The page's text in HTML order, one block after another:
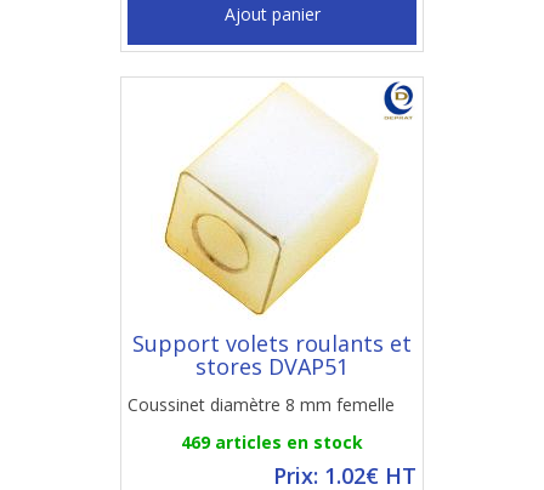
Ajout panier
Support volets roulants et
stores DVAP51
Coussinet diamètre 8 mm femelle
469 articles en stock
Prix: 1.02€ HT